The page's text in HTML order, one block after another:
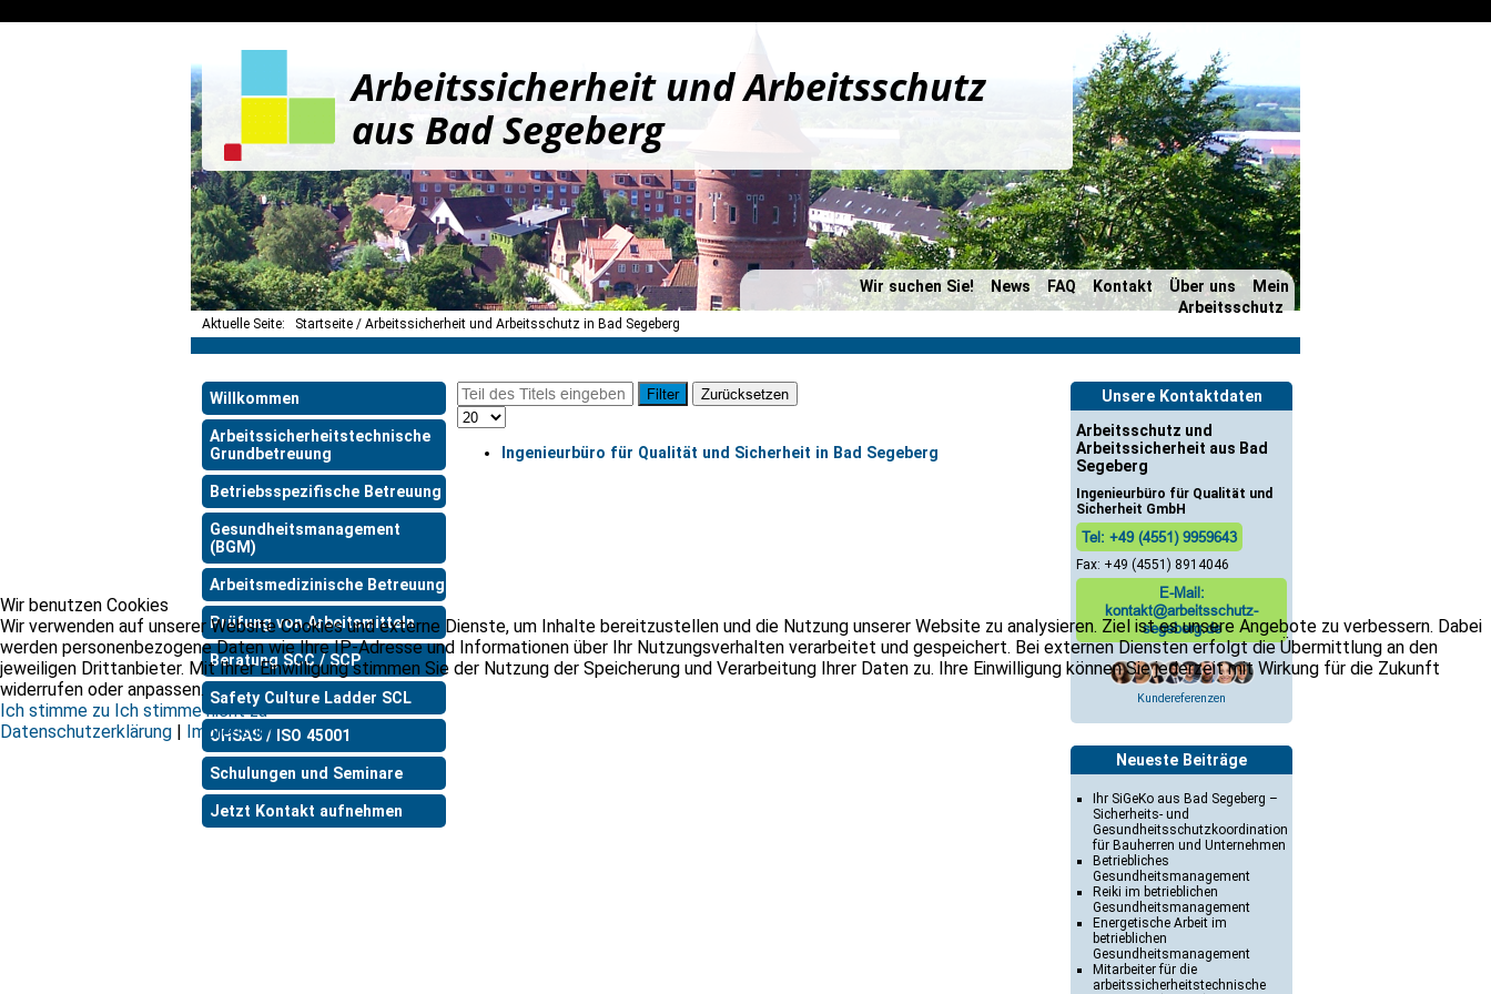
Arbeitssicherheit und Arbeitsschutz
aus Bad Segeberg
Wir suchen Sie! News FAQ Kontakt Über uns
Mein
Arbeitsschutz
Aktuelle Seite: Startseite Arbeitssicherheit und Arbeitsschutz in Bad Segeberg
Willkommen
Arbeitssicherheitstechnische
Grundbetreuung
Betriebsspezifische Betreuung
Gesundheitsmanagement
(BGM)
Arbeitsmedizinische Betreuung
Prüfung von Arbeitsmitteln
Beratung SCC / SCP
Safety Culture Ladder SCL
OHSAS / ISO 45001
Schulungen und Seminare
Jetzt Kontakt aufnehmen
Filter Zurücksetzen
Ingenieurbüro für Qualität und Sicherheit in Bad Segeberg
Unsere Kontaktdaten
Arbeitsschutz und
Arbeitssicherheit aus Bad
Segeberg
Ingenieurbüro für Qualität und
Sicherheit GmbH
Tel: +49 (4551) 9959643
Fax: +49 (4551) 8914046
E-Mail:
kontakt@arbeitsschutz-
segeberg.de
Kundereferenzen
Neueste Beiträge
Ihr SiGeKo aus Bad Segeberg –
Sicherheits- und
Gesundheitsschutzkoordination
für Bauherren und Unternehmen
Betriebliches
Gesundheitsmanagement
Reiki im betrieblichen
Gesundheitsmanagement
Energetische Arbeit im
betrieblichen
Gesundheitsmanagement
Mitarbeiter für die
arbeitssicherheitstechnische
Wir benutzen Cookies
Wir verwenden auf unserer Website Cookies und externe Dienste, um Inhalte bereitzustellen und die Nutzung unserer Website zu analysieren. Ziel ist es unsere Angebote zu verbessern. Dabei
werden personenbezogene Daten wie Ihre IP-Adresse und Informationen über Ihr Nutzungsverhalten verarbeitet und gespeichert. Bei externen Diensten erfolgt die Übermittlung an den
jeweiligen Drittanbieter. Mit Ihrer Einwilligung stimmen Sie der Nutzung der Speicherung und Verarbeitung Ihrer Daten zu. Ihre Einwilligung können Sie jederzeit mit Wirkung für die Zukunft
widerrufen oder anpassen.
Ich stimme zu Ich stimme nicht zu
Datenschutzerklärung | Impressum